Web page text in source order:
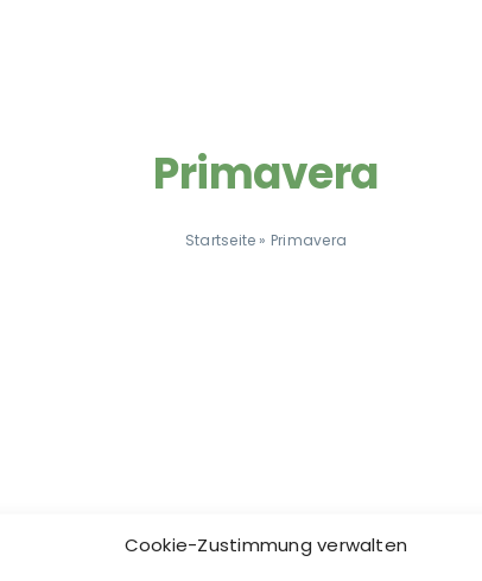
Cookie-Zustimmung verwalten
Primavera
Startseite » Primavera
Öl bio
Primavera – CavaDea
– Erste Hilfe Spray bio